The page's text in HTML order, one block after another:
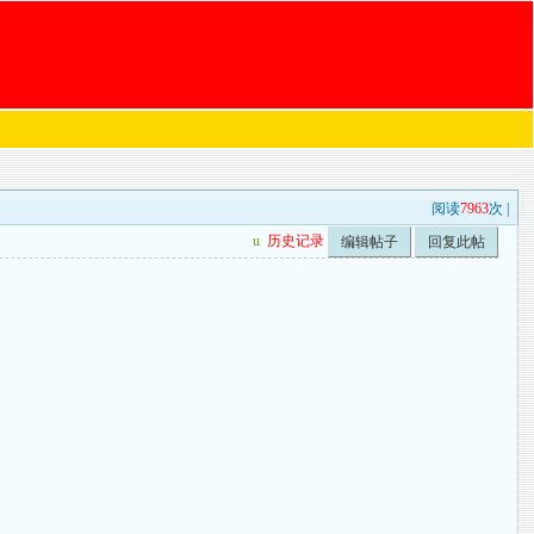
阅读7963次 |
u 历史记录 编辑帖子 回复此帖